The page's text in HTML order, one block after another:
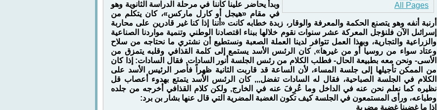
All Pages
وبدأ يحاضر علينا كأننا في مرحلة الدراسة الثانوية وهو
في مقام «هيجل أو كارل ماركس»، كان يتكلم من
أرنبة أنفه وهو يتصنع الحكمة والمعرفة والوقار، زبدة خطابه كانت «أننا إذا كنا غير قادرين على محاربة
إسرائىل الآن فلنؤجل المعركة عشر سنوات نقوم خلالها ببناء اقتصادنا الوطني وتنمية مواردنا الصناعية
والزراعية والتجارية، وبهذا العمل تتوافر لدينا العملة الصعبة ونستطيع أن نشتري ما نحتاجه من سلاح
وعتاد سواء من روسيا أو من غيرها», كان الرئىس الأسد يستمع إلى كلمة القذافي وقلبه يتمزق من
الأسى- ونحن معه بطبيعة الحال- فطلب الكلام من رئىس الجلسة أنور السادات, فقال السادات: إذا كان
من الممكن تأجيلها إلى جلسة المساء، لأن الساعة قد قاربت الثانية ظهراً فأصر الرئيس الأسد على
الكلام في الجلسة الصباحية، فقال له السادات تفضل,,, كان الرئىس الأسد يتمتع بهدوء أعصاب قل
نظيره كما نعلم نحن عنه في الداخل وما عُرِفَ عنه في الخارج, ولكن كلام القذافي أخرجه من جلده
وطباعه، ورأى المستمعون في الجلسة كيف تكون الغضبة المضرية التي قال عنها بشار بن برد:
إذا ما غضبنا غضبة مضرية